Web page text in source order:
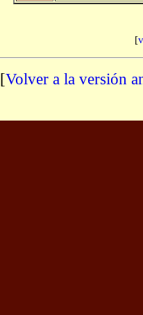
[
[Volver a la versión